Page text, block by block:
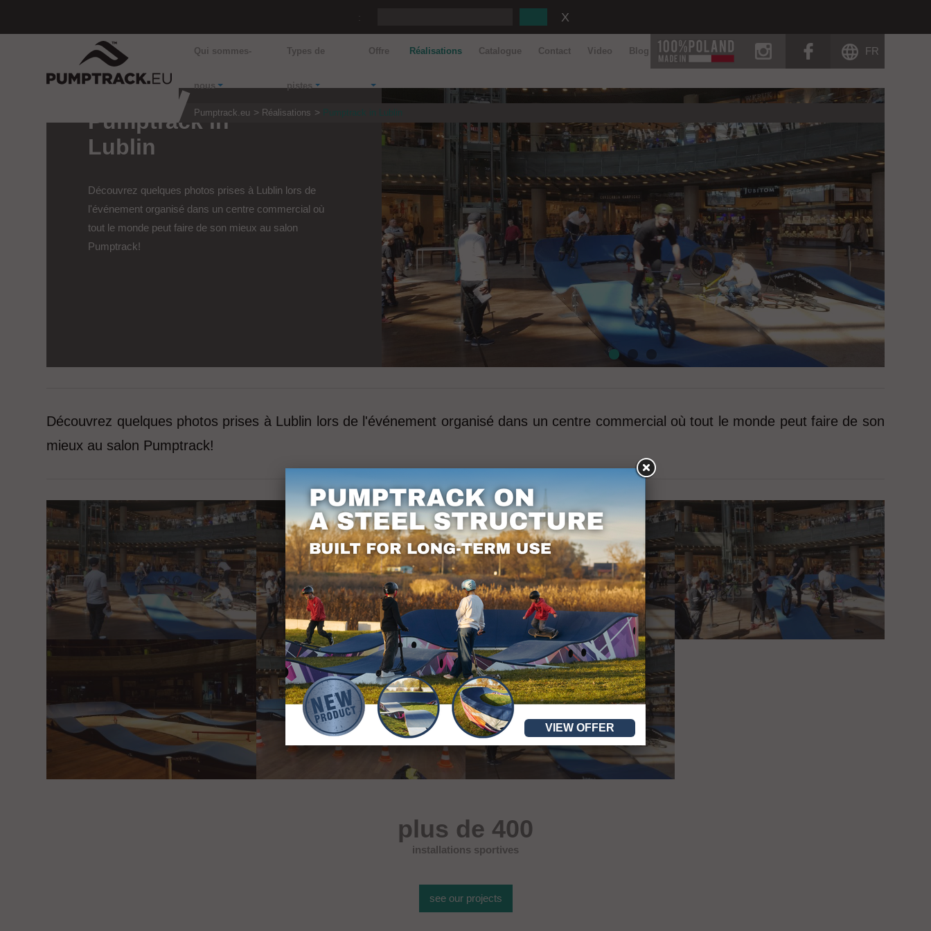
Qui sommes-
nous
Types de
pistes
Offre Réalisations Catalogue Contact Video Blog
instagram
FR
Pumptrack.eu Réalisations Pumptrack in Lublin
Pumptrack in
Lublin
Découvrez quelques photos prises à Lublin lors de
l'événement organisé dans un centre commercial où
tout le monde peut faire de son mieux au salon
Pumptrack!
Découvrez quelques photos prises à Lublin lors de l'événement organisé dans un centre commercial où tout le monde peut faire de son
mieux au salon Pumptrack!
plus de 400
installations sportives
see our projects
VIEW OFFER